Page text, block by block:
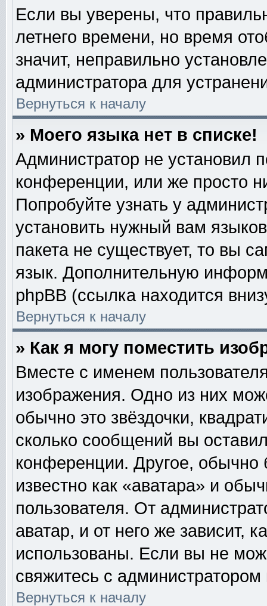
Если вы уверены, что
летнего времени, но время
значит, неправильно
администратора для
Вернуться к началу
» Моего языка нет в списке!
Администратор не установил
конференции, или же просто
Попробуйте узнать у
установить нужный вам
пакета не существует, то вы
язык. Дополнительную
phpBB (ссылка находится
Вернуться к началу
» Как я могу поместить
Вместе с именем
изображения. Одно из них
обычно это звёздочки,
сколько сообщений вы
конференции. Другое, обычно
известно как «аватара» и
пользователя. От
аватар, и от него же зависит,
использованы. Если вы не
свяжитесь с
Вернуться к началу